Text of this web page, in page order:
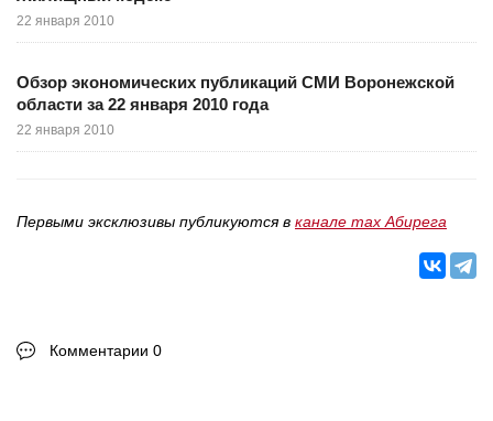
22 января 2010
Обзор экономических публикаций СМИ Воронежской
области за 22 января 2010 года
22 января 2010
Первыми эксклюзивы публикуются в канале max Абирега
Комментарии 0